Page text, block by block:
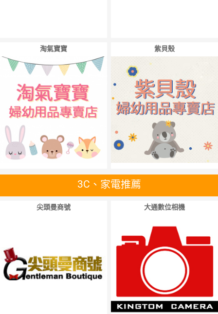
淘氣寶寶 紫貝殼
3C、家電推薦
尖頭曼商號 大通數位相機